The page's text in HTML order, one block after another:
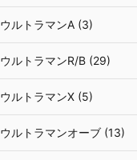
ウルトラマンA (3)
ウルトラマンR/B (29)
ウルトラマンX (5)
ウルトラマンオーブ (13)